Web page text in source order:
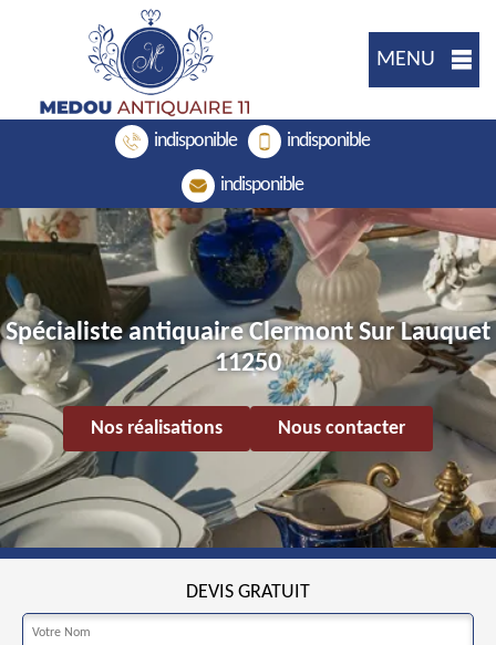
MENU
indisponible indisponible
indisponible
Spécialiste antiquaire Clermont Sur Lauquet
11250
Nos réalisations Nous contacter
DEVIS GRATUIT